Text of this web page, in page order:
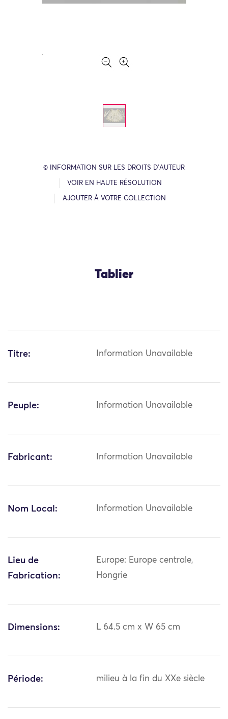
© INFORMATION SUR LES DROITS D’AUTEUR
VOIR EN HAUTE RÉSOLUTION
AJOUTER À VOTRE COLLECTION
Tablier
Titre: Information Unavailable
Peuple: Information Unavailable
Fabricant: Information Unavailable
Nom Local: Information Unavailable
Lieu de
Fabrication:
Europe: Europe centrale,
Hongrie
Dimensions: L 64.5 cm x W 65 cm
Période: milieu à la fin du XXe siècle